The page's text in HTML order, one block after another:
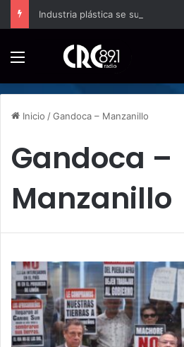
Industria plástica se suma a la
Inicio /Gandoca – Manzanillo
Gandoca –
Manzanillo